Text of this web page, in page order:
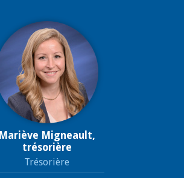
Mariève Migneault,
trésorière
Trésorière